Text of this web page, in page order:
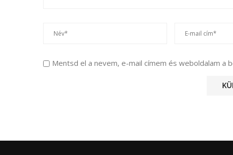
Mentsd el a nevem, e-mail címem és weboldalam a